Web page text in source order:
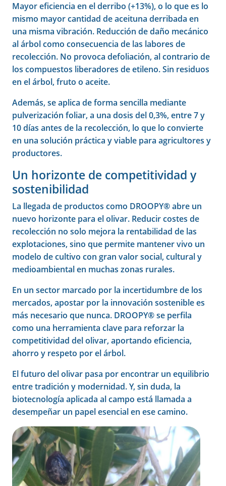
Mayor eficiencia en el derribo (+13%), o lo que es lo
mismo mayor cantidad de aceituna derribada en
una misma vibración. Reducción de daño mecánico
al árbol como consecuencia de las labores de
recolección. No provoca defoliación, al contrario de
los compuestos liberadores de etileno. Sin residuos
en el árbol, fruto o aceite.
Además, se aplica de forma sencilla mediante
pulverización foliar, a una dosis del 0,3%, entre 7 y
10 días antes de la recolección, lo que lo convierte
en una solución práctica y viable para agricultores y
productores.
Un horizonte de competitividad y
sostenibilidad
La llegada de productos como DROOPY® abre un
nuevo horizonte para el olivar. Reducir costes de
recolección no solo mejora la rentabilidad de las
explotaciones, sino que permite mantener vivo un
modelo de cultivo con gran valor social, cultural y
medioambiental en muchas zonas rurales.
En un sector marcado por la incertidumbre de los
mercados, apostar por la innovación sostenible es
más necesario que nunca. DROOPY® se perfila
como una herramienta clave para reforzar la
competitividad del olivar, aportando eficiencia,
ahorro y respeto por el árbol.
El futuro del olivar pasa por encontrar un equilibrio
entre tradición y modernidad. Y, sin duda, la
biotecnología aplicada al campo está llamada a
desempeñar un papel esencial en ese camino.